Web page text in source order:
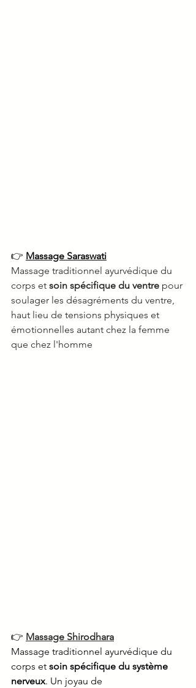
👉 Massage Saraswati
Massage traditionnel ayurvédique du
corps et soin spécifique du ventre pour
soulager les désagréments du ventre,
haut lieu de tensions physiques et
émotionnelles autant chez la femme
que chez l'homme
👉 Massage Shirodhara
Massage traditionnel ayurvédique du
corps et soin spécifique du système
nerveux. Un joyau de